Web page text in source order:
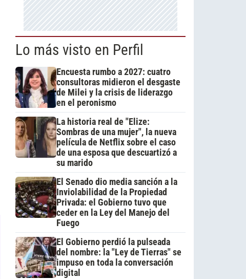
Lo más visto en Perfil
Encuesta rumbo a 2027: cuatro
consultoras midieron el desgaste
de Milei y la crisis de liderazgo
en el peronismo
La historia real de "Elize:
Sombras de una mujer", la nueva
película de Netflix sobre el caso
de una esposa que descuartizó a
su marido
El Senado dio media sanción a la
Inviolabilidad de la Propiedad
Privada: el Gobierno tuvo que
ceder en la Ley del Manejo del
Fuego
El Gobierno perdió la pulseada
del nombre: la "Ley de Tierras" se
impuso en toda la conversación
digital